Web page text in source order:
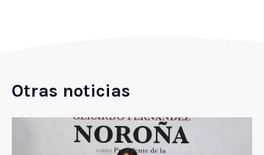
Otras noticias